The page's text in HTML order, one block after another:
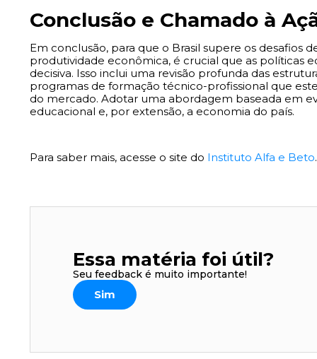
Conclusão e Chamado à
Em conclusão, para que o Brasil supere os desafios
produtividade econômica, é crucial que as políticas
decisiva. Isso inclui uma revisão profunda das
programas de formação técnico-profissional que
do mercado. Adotar uma abordagem baseada em
educacional e, por extensão, a economia do país.
Para saber mais, acesse o site do Instituto Alfa e Beto.
Essa matéria foi útil?
Seu feedback é muito importante!
Sim